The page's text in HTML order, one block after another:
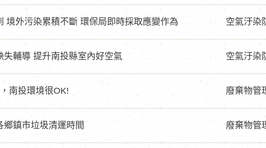
境外污染累積不斷 環保局即時採取應變作為 空氣汙染
失輔導 提升南投縣室內好空氣 空氣汙染
南投環境很OK! 廢棄物管
鄉鎮市垃圾清運時間 廢棄物管